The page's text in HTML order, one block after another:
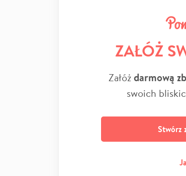
ZAŁÓŻ
Załóżdarmową
swoich
Stwórz